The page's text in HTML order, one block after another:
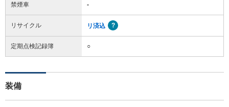
禁煙車 -
リサイクル リ済込
定期点検記録簿 ○
装備